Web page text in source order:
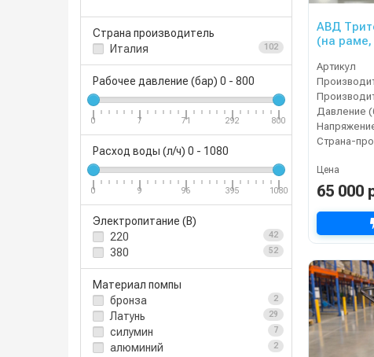
Страна производитель
Италия
102
Рабочее давление (бар) 0 - 800
0 7 71 292 800
Расход воды (л/ч) 0 - 1080
0 9 96 395 1080
Электропитание (В)
220
42
380 52
Материал помпы
бронза
2
Латунь 29
силумин 7
алюминий 2
АВД
(на раме,
Артикул
Давление
Страна-
Цена
65 000